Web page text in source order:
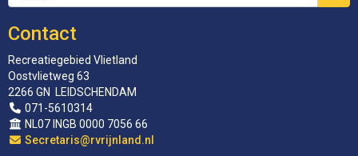
Contact
Recreatiegebied Vlietland
Oostvlietweg 63
2266 GN LEIDSCHENDAM
071-5610314
NL07 INGB 0000 7056 66
siraterceS@rvrijnland.nl